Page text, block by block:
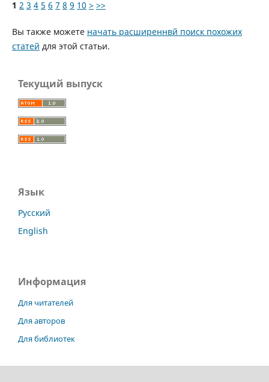
1 2 3 4 5 6 7 8 9 10 > >>
Вы также можете начать расширеннвй поиск похожих
статей для этой статьи.
Текущий выпуск
Язык
Русский
English
Информация
Для читателей
Для авторов
Для библиотек